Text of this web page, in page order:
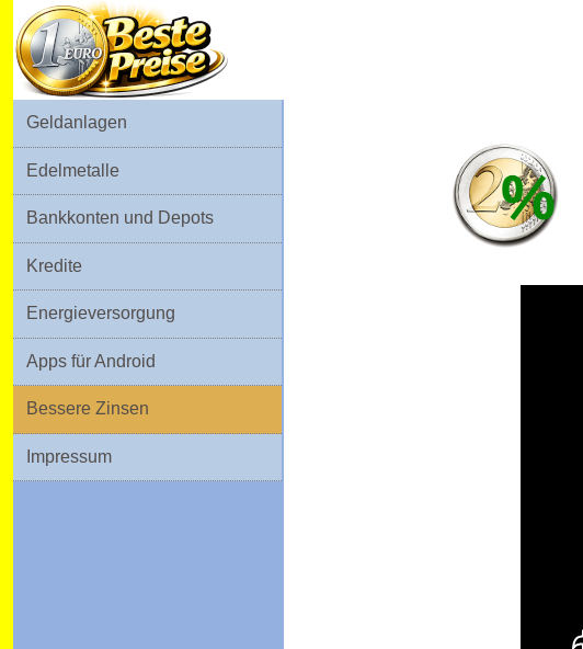
Geldanlagen
Edelmetalle
Bankkonten und Depots
Kredite
Energieversorgung
Apps für Android
Bessere Zinsen
Impressum